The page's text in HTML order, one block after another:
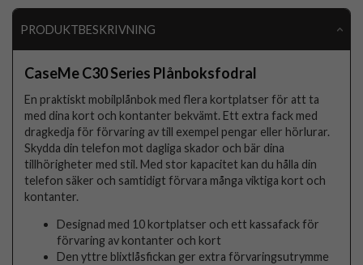
PRODUKTBESKRIVNING
CaseMe C30 Series Plånboksfodral
En praktiskt mobilplånbok med flera kortplatser för att ta
med dina kort och kontanter bekvämt. Ett extra fack med
dragkedja för förvaring av till exempel pengar eller hörlurar.
Skydda din telefon mot dagliga skador och bär dina
tillhörigheter med stil. Med stor kapacitet kan du hålla din
telefon säker och samtidigt förvara många viktiga kort och
kontanter.
Designad med 10 kortplatser och ett kassafack för
förvaring av kontanter och kort
Den yttre blixtlåsfickan ger extra förvaringsutrymme